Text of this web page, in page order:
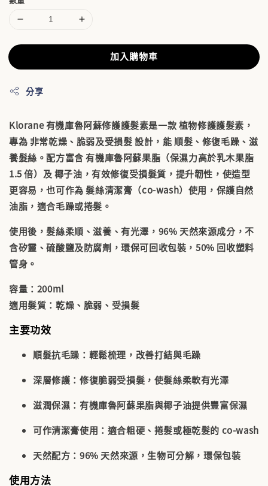
加入購物車
分享
Klorane 有機庫魯阿蘇修護護髮素是一款植物修護護髮素 ，
專為 非常乾燥、脆弱及受損髮設計，能 順髮、修復毛躁、滋
養髮絲 。配方富含有機庫魯阿蘇果脂 （保濕力高於乳木果脂
1.5 倍）及 椰子油 ，有效修復受損髮質，提升韌性，使造型
更容易，也可作為 髮絲清潔膏 （co-wash）使用，保護自然
油脂，適合毛躁或捲髮。
使用後，髮絲柔順、滋養、有光澤， 96% 天然來源成分 ，不
含矽靈、硫酸鹽及防腐劑，環保可回收包裝，50% 回收塑料
管身。
容量 ：200ml
適用髮質 ：乾燥、脆弱、受損髮
主要功效
順髮抗毛躁 ：輕鬆梳理，改善打結與毛躁
深層修護 ：修復脆弱受損髮，使髮絲柔軟有光澤
滋潤保濕 ：有機庫魯阿蘇果脂與椰子油提供豐富保濕
可作清潔膏使用 ：適合粗硬、捲髮或極乾髮的 co-wash
天然配方 ：96% 天然來源，生物可分解，環保包裝
使用方法